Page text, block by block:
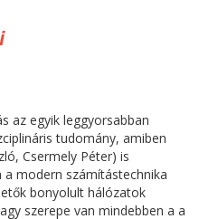
az egyik leggyorsabban
tudomány, amiben
Csermely Péter) is
modern számítástechnika
bonyolult hálózatok
szerepe van mindebben a a